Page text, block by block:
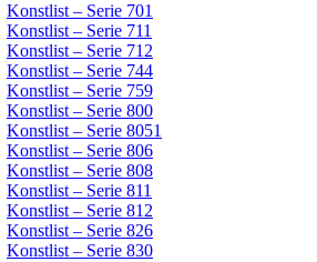
Konstlist – Serie 701
Konstlist – Serie 711
Konstlist – Serie 712
Konstlist – Serie 744
Konstlist – Serie 759
Konstlist – Serie 800
Konstlist – Serie 8051
Konstlist – Serie 806
Konstlist – Serie 808
Konstlist – Serie 811
Konstlist – Serie 812
Konstlist – Serie 826
Konstlist – Serie 830